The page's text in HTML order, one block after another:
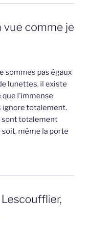
vue comme je
sommes pas égaux
lunettes, il existe
l’immense
ignore totalement.
sont totalement
même la porte